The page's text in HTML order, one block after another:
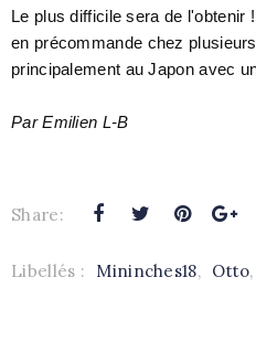
Le plus difficile sera de l'obtenir
en précommande chez
principalement au Japon avec
Par Emilien L-B
Share:
Libellés : Mininches18, Otto,